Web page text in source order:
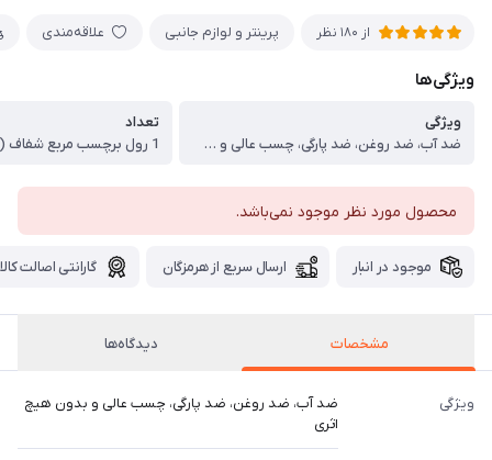
از 180 نظر پرینتر و لوازم جانبی علاقه‌مندی
ویژگی‌ها
ویژگی
ضد آب، ضد روغن، ضد پارگی، چسب عالی و بدون هیچ اثری
تعداد
محصول مورد نظر موجود نمی‌باشد.
موجود در انبار ارسال سریع از هرمزگان گارانتی اصالت کالا
مشخصات دیدگاه‌ها
ویژگی
ضد آب، ضد روغن، ضد پارگی، چسب عالی و بدون هیچ
اثری